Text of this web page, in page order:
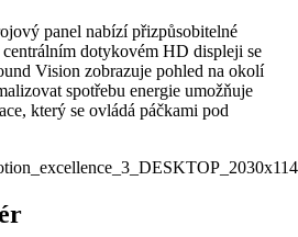
panel nabízí přizpůsobitelné
dotykovém HD displeji se
Vision zobrazuje pohled na okolí
spotřebu energie umožňuje
který se ovládá páčkami pod